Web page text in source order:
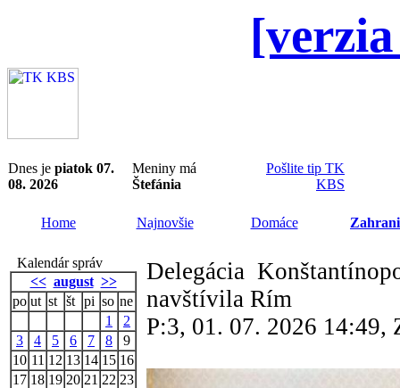
Dnes je piatok 07.
08. 2026
Meniny má
Štefánia
Pošlite tip TK
KBS
Home Najnovšie Domáce
Kalendár správ
<< august >>
po ut st št pi so ne
1
2
3
4 5 6 7 8
9
10 11 12 13 14 15 16
17 18 19 20 21 22 23
Delegácia
navštívila Rím
P:3, 01. 07. 2026 14:49,